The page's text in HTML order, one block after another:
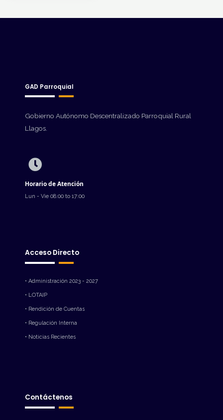
GAD Parroquial
Gobierno Autónomo Descentralizado Parroquial Rural
Llagos.
Horario de Atención
Lun - Vie 08:00 to 17:00
Acceso Directo
• Administración 2023 - 2027
• LOTAIP
• Rendición de Cuentas
• Regulación Interna
• Noticias Recientes
Contáctenos